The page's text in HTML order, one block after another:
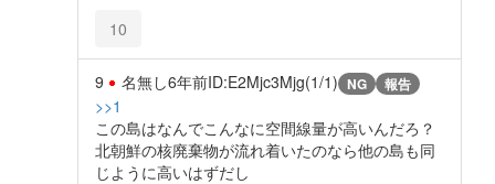
10
9 名無し6年前ID:E2Mjc3Mjg(1/1) NG 報告
>>1
この島はなんでこんなに空間線量が高いんだろ？
北朝鮮の核廃棄物が流れ着いたのなら他の島も同
じように高いはずだし